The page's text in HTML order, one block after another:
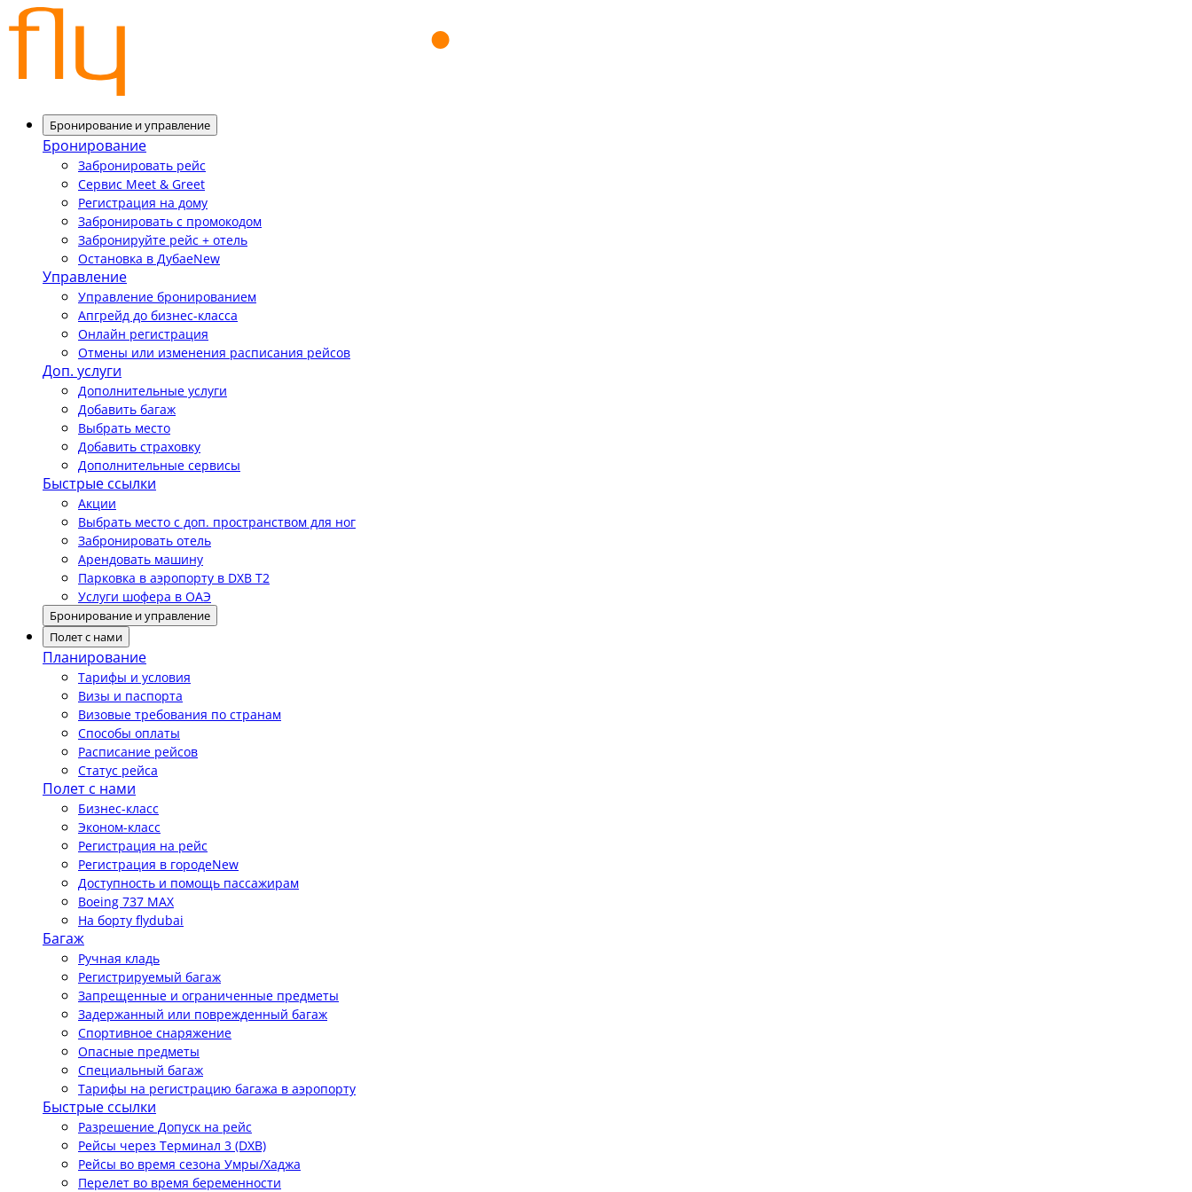
Бронирование и управление
Бронирование
Забронировать рейс
Сервис Meet & Greet
Регистрация на дому
Забронировать с промокодом
Забронируйте рейс + отель
Остановка в ДубаеNew
Управление
Управление бронированием
Апгрейд до бизнес-класса
Онлайн регистрация
Отмены или изменения расписания рейсов
Доп. услуги
Дополнительные услуги
Добавить багаж
Выбрать место
Добавить страховку
Дополнительные сервисы
Быстрые ссылки
Акции
Выбрать место с доп. пространством для ног
Забронировать отель
Арендовать машину
Парковка в аэропорту в DXB T2
Услуги шофера в ОАЭ
Бронирование и управление
Полет с нами
Планирование
Тарифы и условия
Визы и паспорта
Визовые требования по странам
Способы оплаты
Расписание рейсов
Статус рейса
Полет с нами
Бизнес-класс
Эконом-класс
Регистрация на рейс
Регистрация в городеNew
Доступность и помощь пассажирам
Boeing 737 MAX
На борту flydubai
Багаж
Ручная кладь
Регистрируемый багаж
Запрещенные и ограниченные предметы
Задержанный или поврежденный багаж
Спортивное снаряжение
Опасные предметы
Специальный багаж
Тарифы на регистрацию багажа в аэропорту
Быстрые ссылки
Разрешение Допуск на рейс
Рейсы через Терминал 3 (DXB)
Рейсы во время сезона Умры/Хаджа
Перелет во время беременности